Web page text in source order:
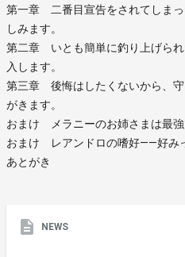
第一章 二番目宣告をされてしま
しみます。
第二章 いとも簡単に釣り上げら
入します。
第三章 後悔はしたくないから、
がきます。
おまけ メラニーのお姉さまは最強
おまけ レアンドロの嗜好――好み
あとがき
NEWS